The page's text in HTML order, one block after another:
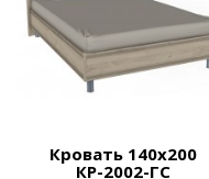
Кровать 140х200
КР-2002-ГС